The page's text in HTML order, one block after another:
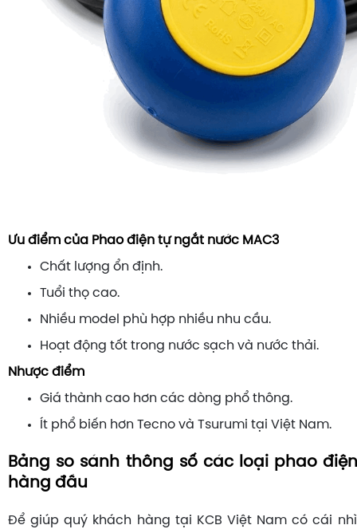
Ưu điểm của Phao điện tự ngắt nước MAC3
Chất lượng ổn định.
Tuổi thọ cao.
Nhiều model phù hợp nhiều nhu cầu.
Hoạt động tốt trong nước sạch và nước thải.
Nhược điểm
Giá thành cao hơn các dòng phổ thông.
Ít phổ biến hơn Tecno và Tsurumi tại Việt Nam.
Bảng so sánh thông số các loại phao
hàng đầu
Để giúp quý khách hàng tại KCB Việt Nam có cái